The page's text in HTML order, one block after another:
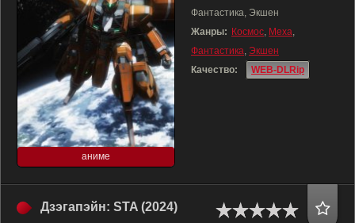
аниме
Фантастика, Экшен
Жанры: Космос, Меха,
Фантастика, Экшен
Качество:
WEB-DLRip
Дзэгапэйн: STA (2024)